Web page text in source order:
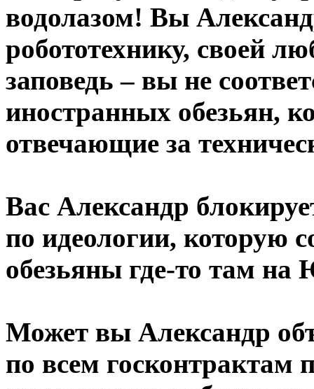
водолазом! Вы
робототехнику, своей
заповедь – вы не
иностранных обезьян,
отвечающие за
Вас Александр
по идеологии, которую
обезьяны где-то там
Может вы Александр
по всем госконтрактам